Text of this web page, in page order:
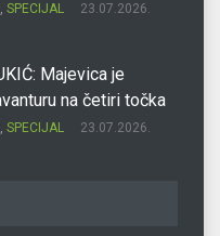
, SPECIJAL 23.07.2026.
Majevica je
na četiri točka
, SPECIJAL 23.07.2026.